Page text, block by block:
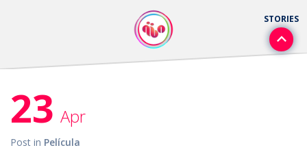
23 Apr
Post in Película